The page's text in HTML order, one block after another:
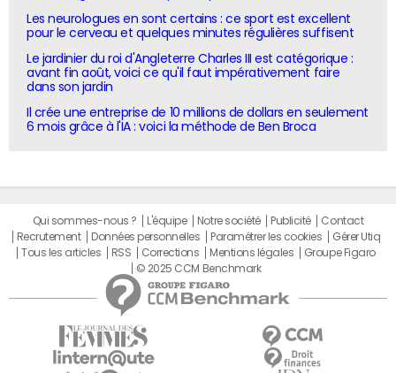
Les neurologues en sont certains : ce sport est excellent
pour le cerveau et quelques minutes régulières suffisent
Le jardinier du roi d'Angleterre Charles III est catégorique :
avant fin août, voici ce qu'il faut impérativement faire
dans son jardin
Il crée une entreprise de 10 millions de dollars en seulement
6 mois grâce à l'IA : voici la méthode de Ben Broca
Qui sommes-nous ? L'équipe Notre société Publicité
Contact
Recrutement
Données personnelles Paramétrer les cookies
Gérer Utiq
Tous les articles
RSS Corrections Mentions légales
Groupe Figaro
© 2025 CCM Benchmark